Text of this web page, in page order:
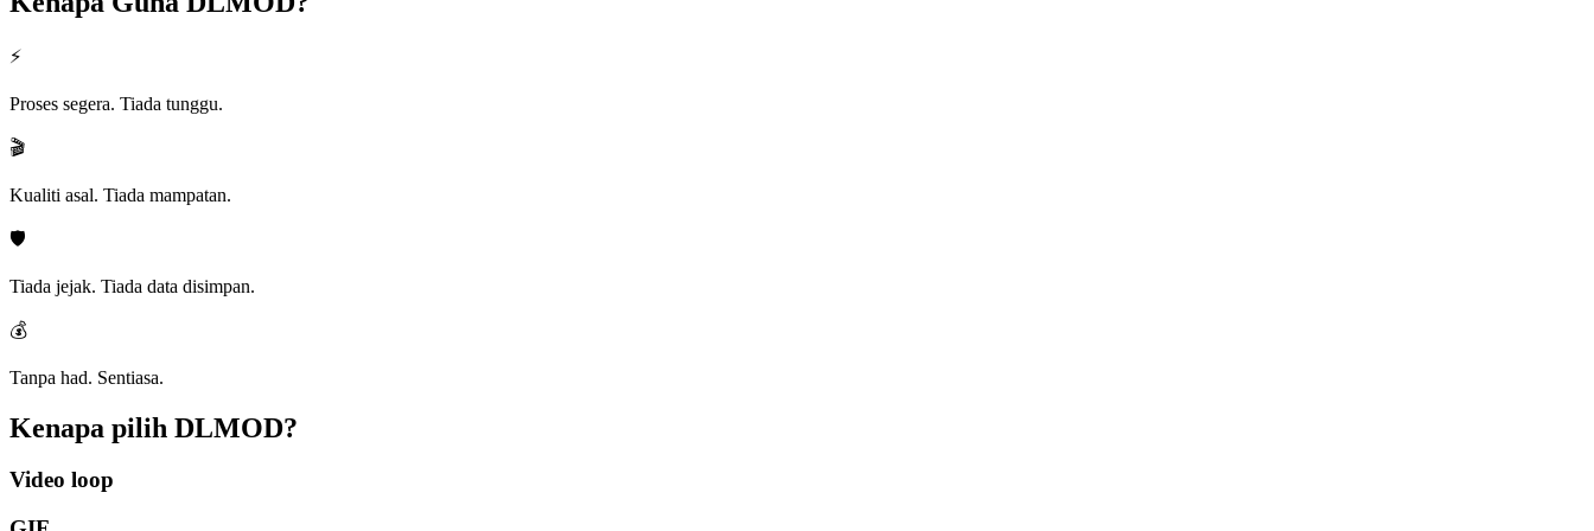
⚡
Proses segera. Tiada tunggu.
🎬
Kualiti asal. Tiada mampatan.
🛡️
Tiada jejak. Tiada data disimpan.
💰
Tanpa had. Sentiasa.
Kenapa pilih DLMOD?
Video loop